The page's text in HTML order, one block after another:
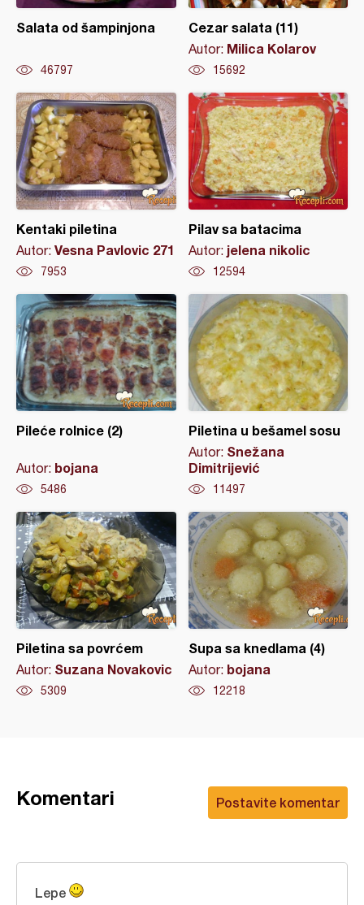
Salata od šampinjona
46797
Cezar salata (11)
Autor: Milica Kolarov
15692
Kentaki piletina
Autor: Vesna Pavlovic 271
7953
Pilav sa batacima
Autor: jelena nikolic
12594
Pileće rolnice (2)
Autor: bojana
5486
Piletina u bešamel sosu
Autor: Snežana
Dimitrijević
11497
Piletina sa povrćem
Autor: Suzana Novakovic
5309
Supa sa knedlama (4)
Autor: bojana
12218
Postavite komentar
Komentari
Lepe